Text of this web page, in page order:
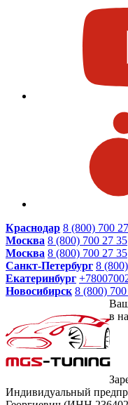
Краснодар 8 (800) 700
Москва 8 (800) 700 27 35
Москва 8 (800) 700 27 35
Санкт-Петербург 8
Екатеринбург
Новосибирск 8 (800)
в
Индивидуальный